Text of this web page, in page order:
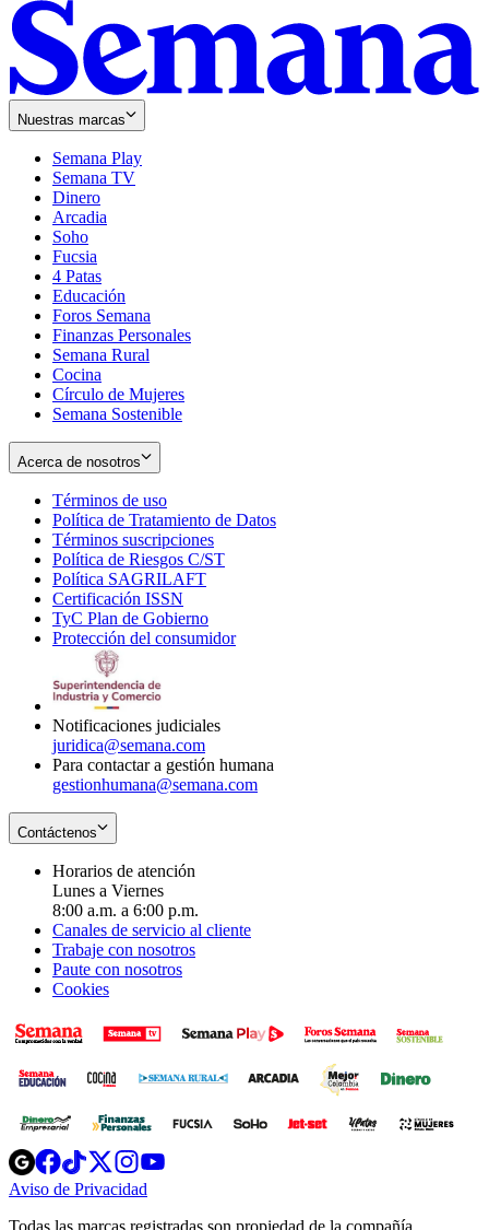
Nuestras marcas
Semana Play
Semana TV
Dinero
Arcadia
Soho
in
new
window
Fucsia
in
new
window
4 Patas
Educación
Foros Semana
Finanzas Personales
Semana Rural
Cocina
Círculo de Mujeres
Semana Sostenible
Acerca de nosotros
Términos de uso
in
new
window
Política de Tratamiento de Datos
Términos suscripciones
in
Política de Riesgos C/ST
Política SAGRILAFT
new
window
Certificación ISSN
in
new
TyC Plan de Gobierno
in
Protección del consumidorOpens
Notificaciones judiciales
juridica@semana.com
Para contactar a gestión humana
gestionhumana@semana.com
Contáctenos
Horarios de atención
Lunes a Viernes
8:00 a.m. a 6:00 p.m.
Canales de servicio al cliente
Trabaje con nosotros
Paute con nosotros
Cookies
Opens
in
new
Opens
in
new
Opens
in
new
window
Opens
new
windowwindow
Aviso de Privacidad
Todas las marcas registradas son propiedad de la compañía